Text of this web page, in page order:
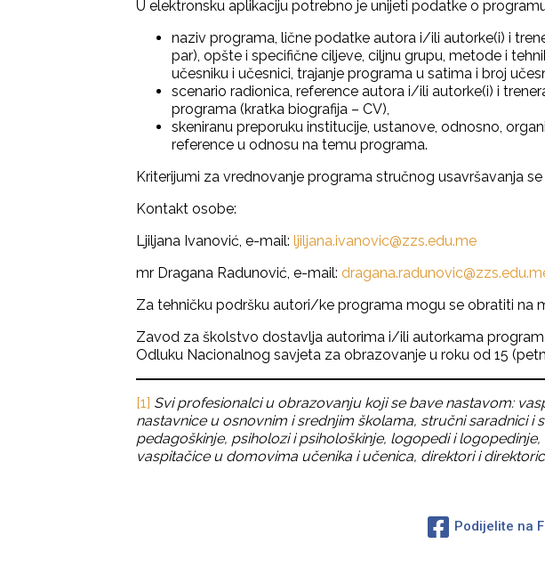
U elektronsku aplikaciju potrebno je unijeti podatke o
naziv programa, lične podatke autora i/ili autorke(i) i
par), opšte i specifične ciljeve, ciljnu grupu, metode i
učesniku i učesnici, trajanje programa u satima i broj
scenario radionica, reference autora i/ili autorke(i) i
programa (kratka biografija – CV),
skeniranu preporuku institucije, ustanove, odnosno,
reference u odnosu na temu programa.
Kriterijumi za vrednovanje programa stručnog usavršavanja
Kontakt osobe:
Ljiljana Ivanović, e-mail: ljiljana.ivanovic@zzs.edu.me
mr Dragana Radunović, e-mail:
Za tehničku podršku autori/ke programa mogu se obratiti na
Zavod za školstvo dostavlja autorima i/ili autorkama
Odluku Nacionalnog savjeta za obrazovanje u roku od 15
[1] Svi profesionalci u obrazovanju koji se bave nastavom:
nastavnice u osnovnim i srednjim školama, stručni saradnici i
pedagoškinje, psiholozi i psihološkinje, logopedi i
vaspitačice u domovima učenika i učenica, direktori i
Podijelite na